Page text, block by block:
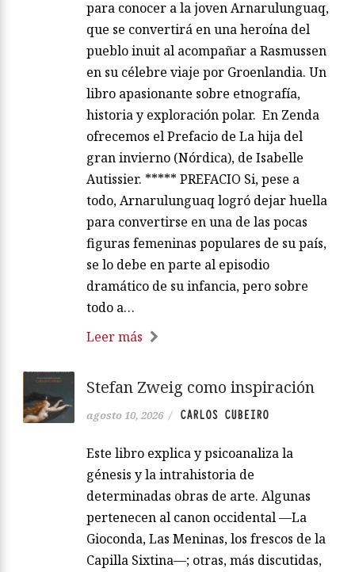
para conocer a la joven Arnarulunguaq,
que se convertirá en una heroína del
pueblo inuit al acompañar a Rasmussen
en su célebre viaje por Groenlandia. Un
libro apasionante sobre etnografía,
historia y exploración polar. En Zenda
ofrecemos el Prefacio de La hija del
gran invierno (Nórdica), de Isabelle
Autissier. ***** PREFACIO Si, pese a
todo, Arnarulunguaq logró dejar huella
para convertirse en una de las pocas
figuras femeninas populares de su país,
se lo debe en parte al episodio
dramático de su infancia, pero sobre
todo a…
Leer más
Stefan Zweig como inspiración
agosto 10, 2026 / CARLOS CUBEIRO
Este libro explica y psicoanaliza la
génesis y la intrahistoria de
determinadas obras de arte. Algunas
pertenecen al canon occidental —La
Gioconda, Las Meninas, los frescos de la
Capilla Sixtina—; otras, más discutidas,